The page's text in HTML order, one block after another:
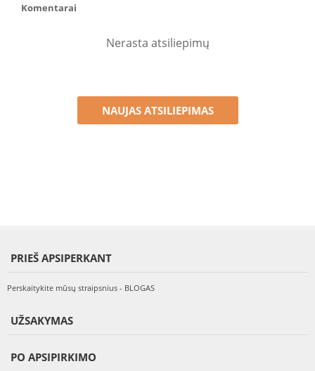
Komentarai
Nerasta atsiliepimų
NAUJAS ATSILIEPIMAS
PRIEŠ APSIPERKANT
Perskaitykite mūsų straipsnius - BLOGAS
UŽSAKYMAS
PO APSIPIRKIMO